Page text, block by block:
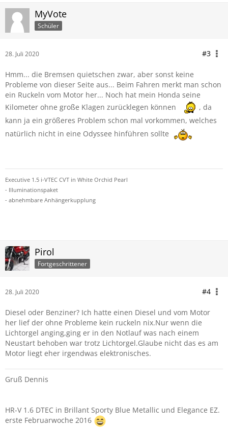
MyVote
Schüler
28. Juli 2020 #3
Hmm... die Bremsen quietschen zwar, aber sonst keine
Probleme von dieser Seite aus... Beim Fahren merkt man schon
ein Ruckeln vom Motor her... Noch hat mein Honda seine
Kilometer ohne große Klagen zurücklegen können
, da
kann ja ein größeres Problem schon mal vorkommen, welches
natürlich nicht in eine Odyssee hinführen sollte
Executive 1.5 i-VTEC CVT in White Orchid Pearl
- Illuminationspaket
- abnehmbare Anhängerkupplung
Pirol
Fortgeschrittener
28. Juli 2020 #4
Diesel oder Benziner? Ich hatte einen Diesel und vom Motor
her lief der ohne Probleme kein ruckeln nix.Nur wenn die
Lichtorgel anging,ging er in den Notlauf was nach einem
Neustart behoben war trotz Lichtorgel.Glaube nicht das es am
Motor liegt eher irgendwas elektronisches.
Gruß Dennis
HR-V 1.6 DTEC in Brillant Sporty Blue Metallic und Elegance EZ.
erste Februarwoche 2016